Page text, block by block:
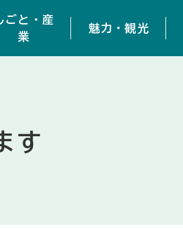
ごと・産
業
魅力・観光
す